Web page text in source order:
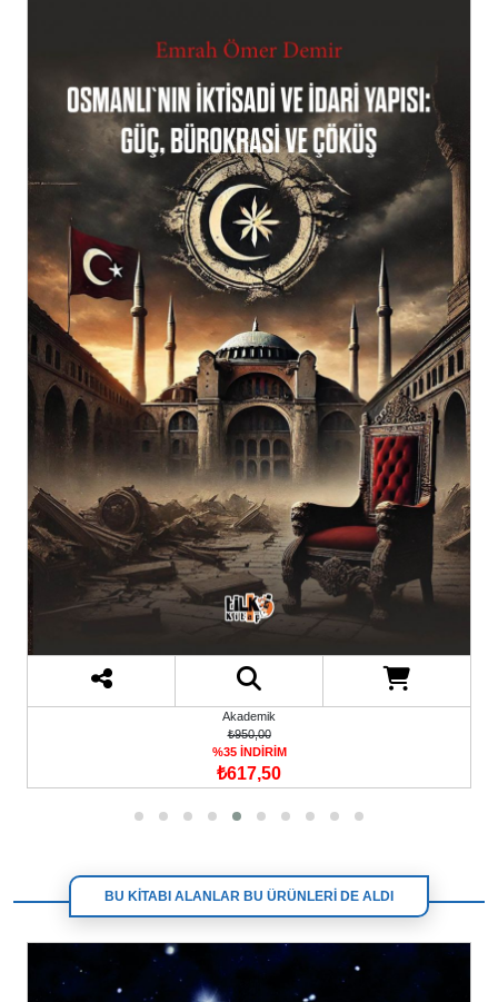
Akademik
₺950,00
%35 İNDİRİM
₺617,50
BU KİTABI ALANLAR BU ÜRÜNLERİ DE ALDI